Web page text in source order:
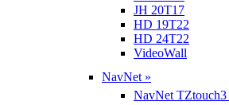
JH 20T17
HD 19T22
HD 24T22
VideoWall
NavNet »
NavNet TZtouch3